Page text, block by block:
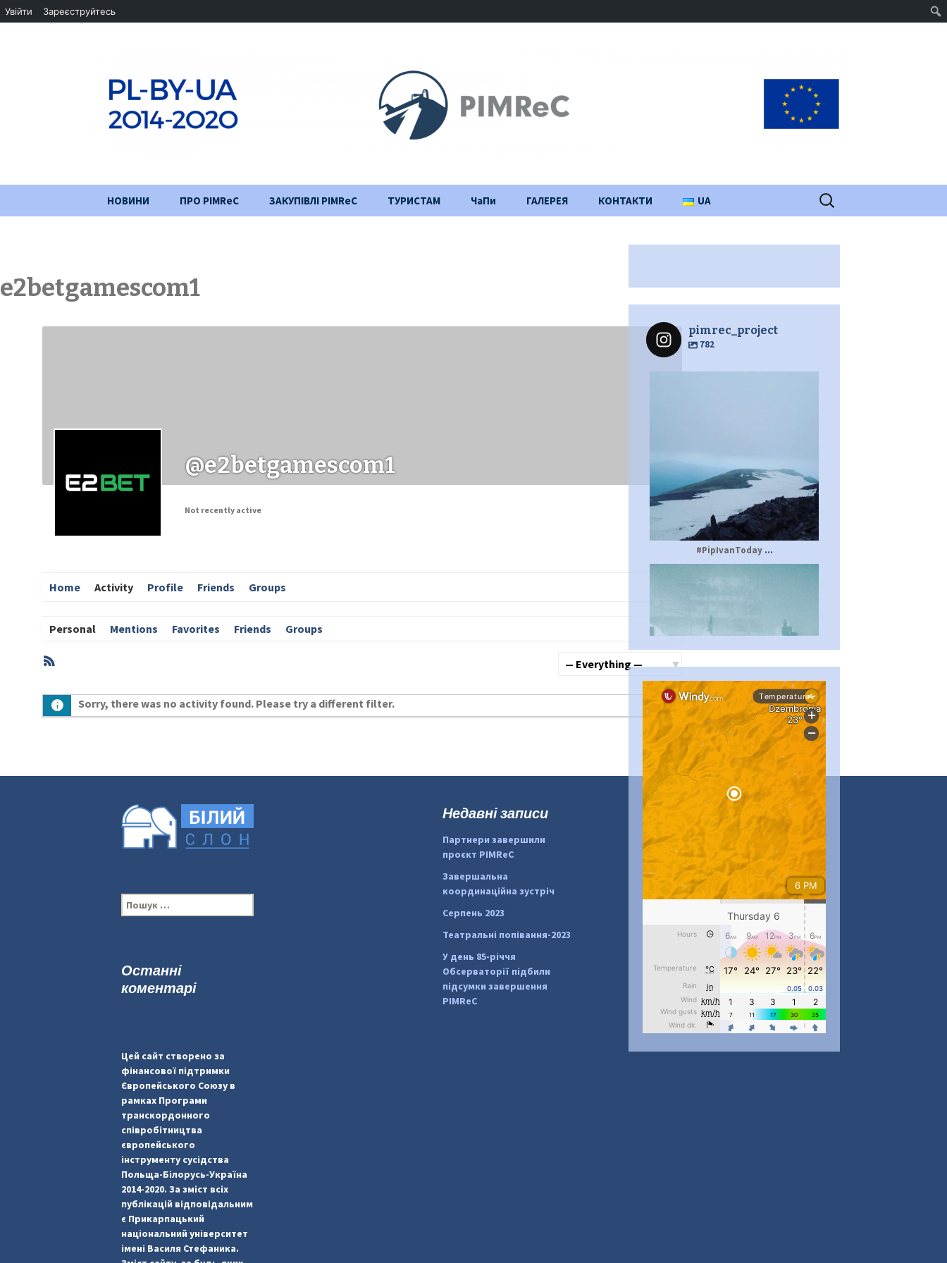
НОВИНИ ПРО PIMReC
Хід проекту
Заходи
ЗАКУПІВЛІ PIMReC ТУРИСТАМ ЧаПи ГАЛЕРЕЯ КОНТАКТИ UA Пошук:
e2betgamescom1
@e2betgamescom1
Not recently active
Home Activity Profile Friends Groups
Personal Mentions Favorites Friends Groups
Activities
RSS
Sorry, there was no activity found. Please try a different filter.
pimrec_project
782
#PipIvanToday ...
#PipIvanToday...
pimrec_project
#PipIvanToday...
pimrec_project
П
о
:
Недавні записи
Партнери завершили
проєкт PIMReC
Завершальна
координаційна зустріч
Серпень 2023
Театральні попівання-2023
У день 85-річчя
Обсерваторії підбили
підсумки завершення
PIMReC
Останні
коментарі
Цей сайт створено за
фінансової підтримки
Європейського Союзу в
рамках Програми
транскордонного
співробітництва
європейського
інструменту сусідства
Польща-Білорусь-Україна
2014-2020. За зміст всіх
публікацій відповідальним
є Прикарпацький
національний університет
імені Василя Стефаника.
Увійти Зареєструйтесь